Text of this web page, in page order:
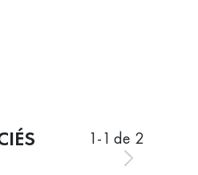
1-1 de 2